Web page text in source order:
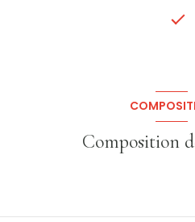
Composition